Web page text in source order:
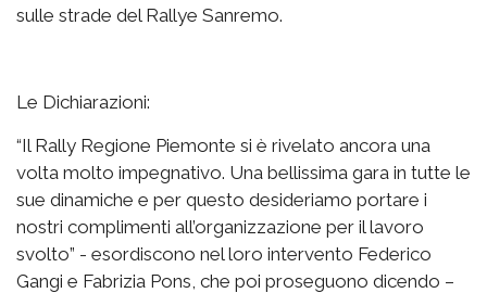
sulle strade del Rallye Sanremo.
Le Dichiarazioni:
“Il Rally Regione Piemonte si è rivelato ancora una
volta molto impegnativo. Una bellissima gara in tutte le
sue dinamiche e per questo desideriamo portare i
nostri complimenti all’organizzazione per il lavoro
svolto” - esordiscono nel loro intervento Federico
Gangi e Fabrizia Pons, che poi proseguono dicendo –